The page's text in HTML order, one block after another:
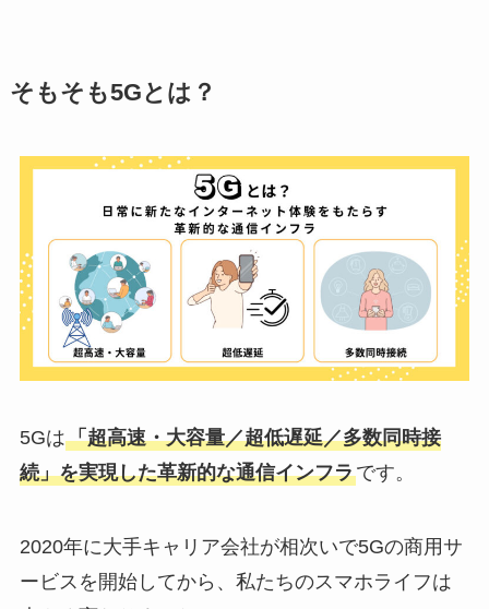
そもそも5Gとは？
5Gは「超高速・大容量／超低遅延／多数同時接
続」を実現した革新的な通信インフラです。
2020年に大手キャリア会社が相次いで5Gの商用サ
ービスを開始してから、私たちのスマホライフは